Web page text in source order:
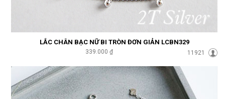
LẮC CHÂN BẠC NỮ BI TRÒN ĐƠN GIẢN LCBN329
339.000 ₫ 11921